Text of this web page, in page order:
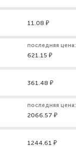
11.08 ₽
последняя цена:
621.15 ₽
361.48 ₽
последняя цена:
2066.57 ₽
1244.61 ₽